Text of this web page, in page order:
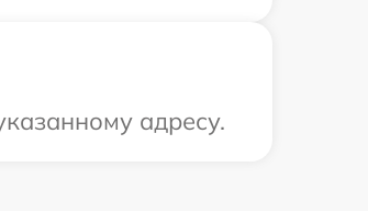
адресу.